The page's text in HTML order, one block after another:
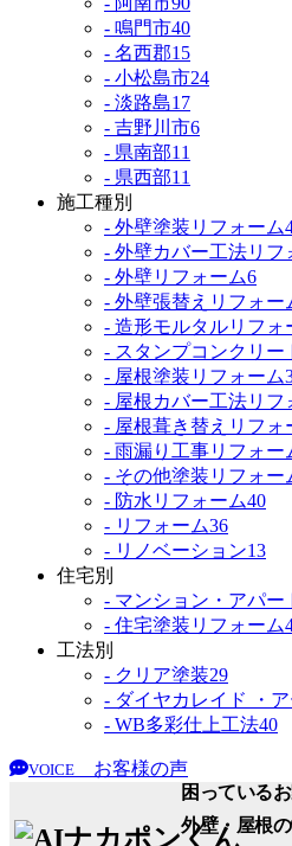
- 鳴門市40
- 名西郡15
- 小松島市24
- 淡路島17
- 吉野川市6
- 県南部11
- 県西部11
施工種別
- 外壁塗装リフォーム
- 外壁カバー工法リフ
- 外壁リフォーム6
- 外壁張替えリフォー
- 造形モルタルリフォ
- スタンプコンクリー
- 屋根塗装リフォーム
- 屋根カバー工法リフ
- 屋根葺き替えリフォ
- 雨漏り工事リフォー
- その他塗装リフォー
- 防水リフォーム40
- リフォーム36
- リノベーション13
住宅別
- マンション・アパー
- 住宅塗装リフォーム
工法別
- クリア塗装29
- ダイヤカレイド ・
- WB多彩仕上工法40
VOICE
お客様の声
困っている
外壁・屋根